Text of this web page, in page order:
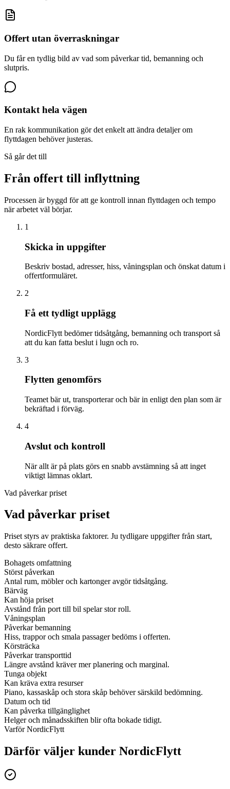
Offert utan överraskningar
Du får en tydlig bild av vad som påverkar tid, bemanning och
slutpris.
Kontakt hela vägen
En rak kommunikation gör det enkelt att ändra detaljer om
flyttdagen behöver justeras.
Så går det till
Från offert till inflyttning
Processen är byggd för att ge kontroll innan flyttdagen och tempo
när arbetet väl börjar.
1
Skicka in uppgifter
Beskriv bostad, adresser, hiss, våningsplan och önskat datum i
offertformuläret.
2
Få ett tydligt upplägg
NordicFlytt bedömer tidsåtgång, bemanning och transport så
att du kan fatta beslut i lugn och ro.
3
Flytten genomförs
Teamet bär ut, transporterar och bär in enligt den plan som är
bekräftad i förväg.
4
Avslut och kontroll
När allt är på plats görs en snabb avstämning så att inget
viktigt lämnas oklart.
Vad påverkar priset
Vad påverkar priset
Priset styrs av praktiska faktorer. Ju tydligare uppgifter från start,
desto säkrare offert.
Bohagets omfattning
Störst påverkan
Antal rum, möbler och kartonger avgör tidsåtgång.
Bärväg
Kan höja priset
Avstånd från port till bil spelar stor roll.
Våningsplan
Påverkar bemanning
Hiss, trappor och smala passager bedöms i offerten.
Körsträcka
Påverkar transporttid
Längre avstånd kräver mer planering och marginal.
Tunga objekt
Kan kräva extra resurser
Piano, kassaskåp och stora skåp behöver särskild bedömning.
Datum och tid
Kan påverka tillgänglighet
Helger och månadsskiften blir ofta bokade tidigt.
Varför NordicFlytt
Därför väljer kunder NordicFlytt